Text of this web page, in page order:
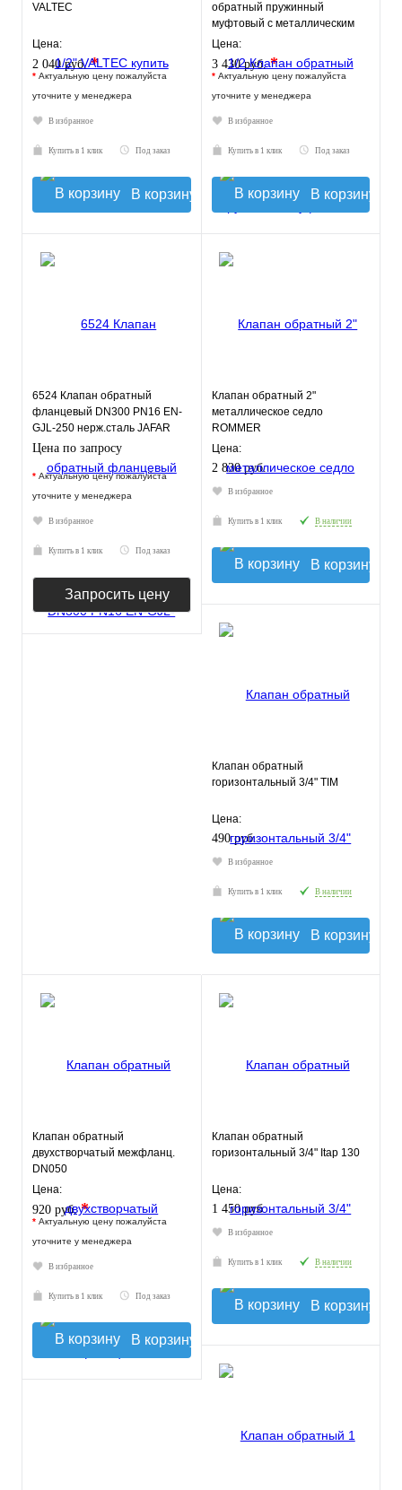
VALTEC
Цена:
2 040 руб.*
* Актуальную цену пожалуйста
уточните у менеджера
В избранное
Купить в 1 клик Под заказ
В корзину
обратный пружинный
муфтовый с металлическим
седлом
Цена:
3 430 руб.*
* Актуальную цену пожалуйста
уточните у менеджера
В избранное
Купить в 1 клик Под заказ
В корзину
6524 Клапан обратный
фланцевый DN300 PN16 EN-
GJL-250 нерж.сталь JAFAR
Цена по запросу
* Актуальную цену пожалуйста
уточните у менеджера
В избранное
Купить в 1 клик Под заказ
Запросить цену
Клапан обратный 2"
металлическое седло
ROMMER
Цена:
2 830 руб.
В избранное
Купить в 1 клик В наличии
В корзину
Клапан обратный
горизонтальный 3/4" TIM
Цена:
490 руб.
В избранное
Купить в 1 клик В наличии
В корзину
Клапан обратный
двухстворчатый межфланц.
DN050
Цена:
920 руб.*
* Актуальную цену пожалуйста
уточните у менеджера
В избранное
Купить в 1 клик Под заказ
В корзину
Клапан обратный
горизонтальный 3/4" Itap 130
Цена:
1 450 руб.
В избранное
Купить в 1 клик В наличии
В корзину